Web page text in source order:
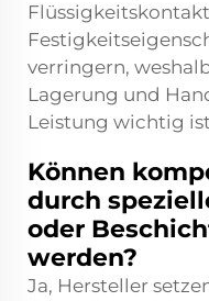
verringern,
Lagerung und
Leistung wichtig
Können
durch
oder
werden?
Ja, Hersteller